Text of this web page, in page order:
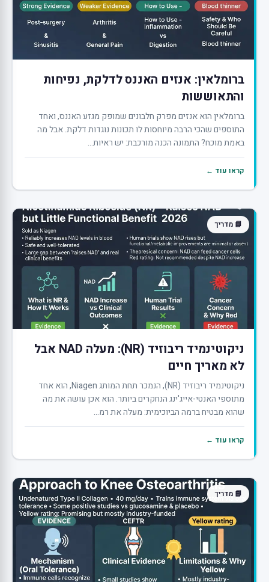
ברומלאין: אנזים האננס לדלקת, נפיחות
והתאוששות
ברומלאין הוא אנזים מפרק חלבונים שמופק מגזע האננס, ואחד
התוספים שהכי הרבה מיוחסות לו תכונות נוגדות דלקת. אבל מה
באמת מוכח? התמונה הכנה מורכבת: יש ראיות...
קראו עוד ←
📘 מדריך
ניקוטינמיד ריבוזיד (NR): מעלה NAD אבל
לא מאריך חיים
ניקוטינמיד ריבוזיד (NR), הנמכר תחת המותג Niagen, הוא אחד
מתוספי האנטי-אייג'ינג הנחקרים ביותר. הוא אכן עושה את מה
שהוא מבטיח ברמה הביוכימית: מעלה את רמ...
קראו עוד ←
📘 מדריך